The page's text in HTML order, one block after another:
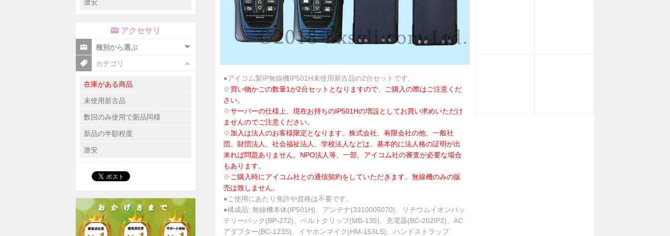
●アイコム製IP無線機IP501H未使用新古品の2台セットです。
※買い物かごの数量1が2台セットとなりますので、ご購入の際はご注意くだ
さい。
※サーバーの仕様上、現在お持ちのIP501Hの増設としてお買い求めいただけ
ませんのでご注意ください。
※加入は法人のお客様限定となります。株式会社、有限会社の他、一般社
団、財団法人、社会福祉法人、学校法人などは、基本的に法人格の証明が出
来れば問題ありません。NPO法人等、一部、アイコム社の審査が必要な場合
もあります。
※ ご購入時にアイコム社との通信契約をしていただきます。無線機のみの販
売は致しません。
●ご使用にあたり免許や資格は不要です。
●構成品: 無線機本体(IP501H)、アンテナ(3310005070)、リチウムイオンバッ
テリーパック(BP-272)、ベルトクリップ(MB-135)、充電器(BC-202IP2)、AC
アダプター(BC-123S)、イヤホンマイク(HM-153LS)、ハンドストラップ
激安
アクセサリ
種別から選ぶ
カテゴリ
在庫がある商品
未使用新古品
数回のみ使用で新品同様
新品の半額程度
激安